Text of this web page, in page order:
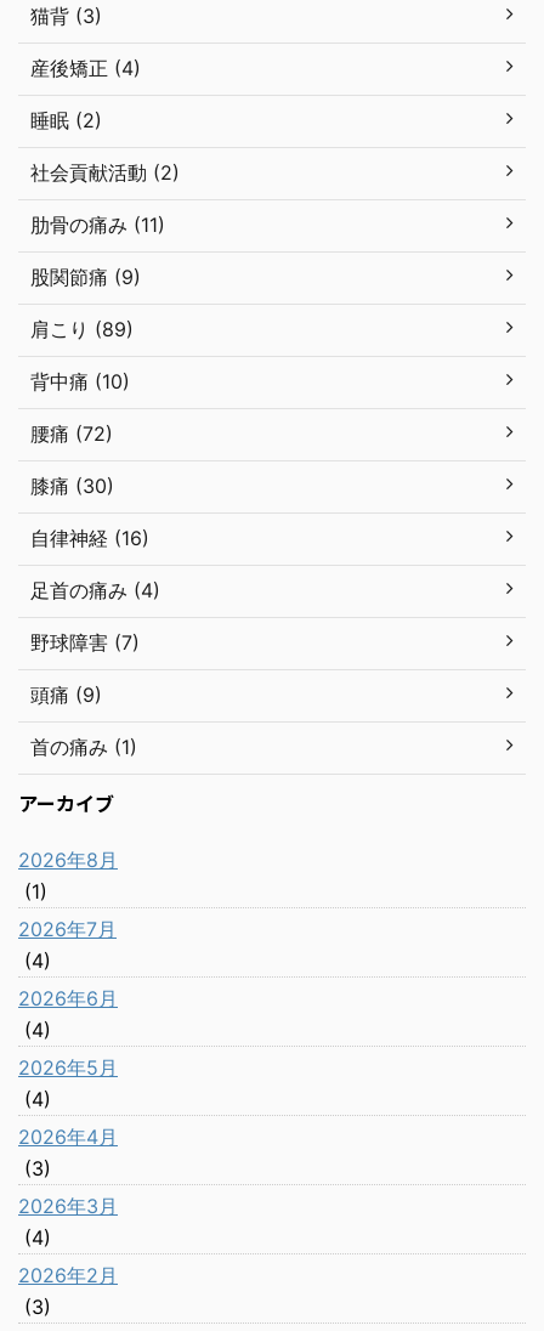
猫背 (3)
産後矯正 (4)
睡眠 (2)
社会貢献活動 (2)
肋骨の痛み (11)
股関節痛 (9)
肩こり (89)
背中痛 (10)
腰痛 (72)
膝痛 (30)
自律神経 (16)
足首の痛み (4)
野球障害 (7)
頭痛 (9)
首の痛み (1)
アーカイブ
2026年8月
(1)
2026年7月
(4)
2026年6月
(4)
2026年5月
(4)
2026年4月
(3)
2026年3月
(4)
2026年2月
(3)